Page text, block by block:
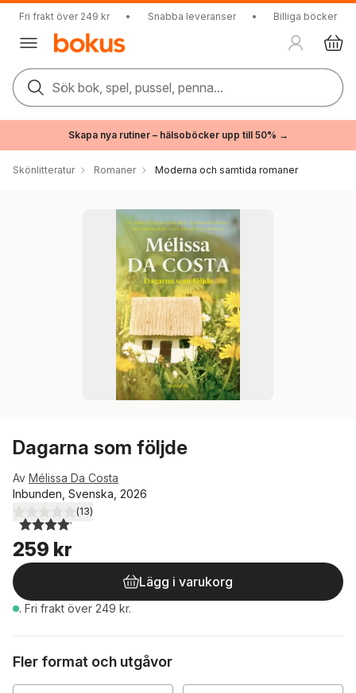
Fri frakt över 249 kr • Snabba leveranser • Billiga böcker
Sök bok, spel, pussel, penna...
Skapa nya rutiner – hälsoböcker upp till 50% →
Skönlitteratur Romaner Moderna och samtida romaner
Dagarna som följde
Av Mélissa Da Costa
Inbunden, Svenska, 2026
4,1utav 5 stjärnor. Totalt antal röster:
(13)
259 kr
Lägg i varukorg
. Fri frakt över 249 kr.
Fler format och utgåvor